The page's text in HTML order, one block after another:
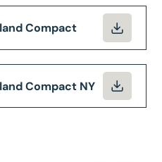
Compact
Compact NY